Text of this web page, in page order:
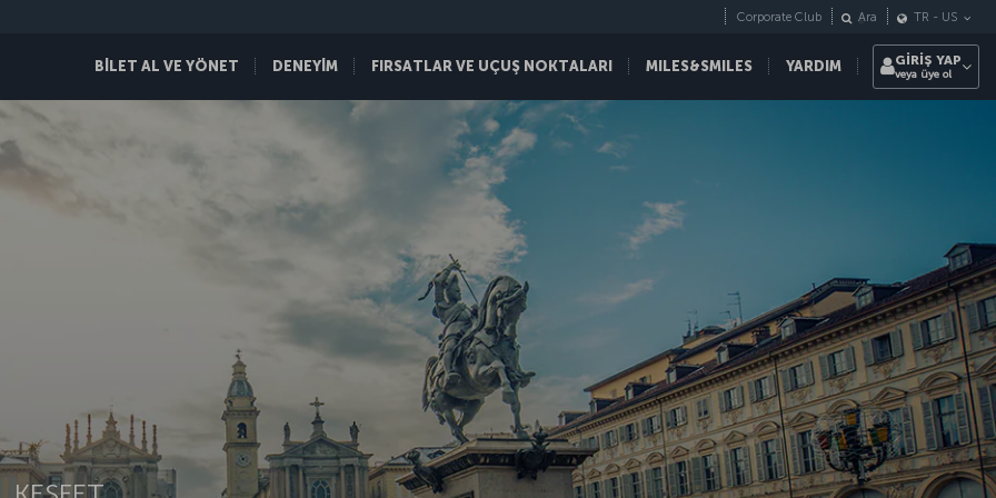
BİLET AL VE YÖNET DENEYİM FIRSATLAR VE UÇUŞ NOKTALARI MILES&SMILES YARDIM
Corporate Club Ara TR - US
GİRİŞ YAP
veya üye ol